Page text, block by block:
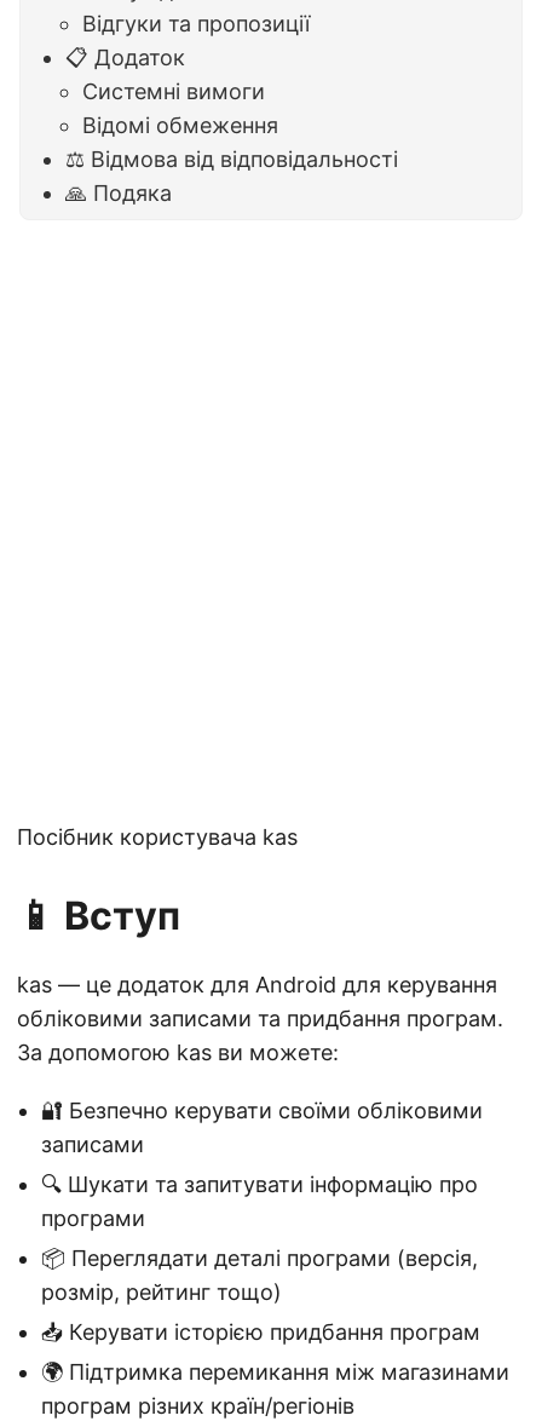
Відгуки та пропозиції
📋 Додаток
Системні вимоги
Відомі обмеження
⚖️ Відмова від відповідальності
🙏 Подяка
Посібник користувача kas
📱 Вступ
kas — це додаток для Android для керування
обліковими записами та придбання програм.
За допомогою kas ви можете:
🔐 Безпечно керувати своїми обліковими
записами
🔍 Шукати та запитувати інформацію про
програми
📦 Переглядати деталі програми (версія,
розмір, рейтинг тощо)
📥 Керувати історією придбання програм
🌍 Підтримка перемикання між магазинами
програм різних країн/регіонів